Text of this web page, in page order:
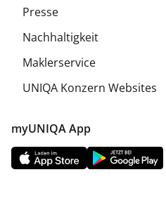
Presse
Nachhaltigkeit
Maklerservice
UNIQA Konzern Websites
myUNIQA App